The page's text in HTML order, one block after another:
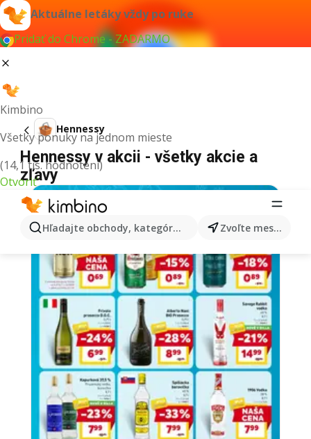
Aktuálne letáky vždy po ruke
Pridať do Chrome - ZADARMO
Kimbino
Všetky ponuky na jednom mieste
(14,1 tis. hodnotení)
Otvoriť
Hľadajte obchody, kategórie, produkty... Zvoľte mesto
Hennessy
Hennessy v akcii - všetky akcie a
zľavy